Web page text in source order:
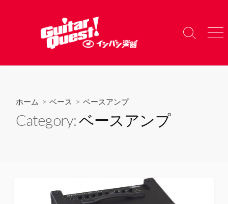
へ
検
り
メ
ー
ホーム > ベース > ベースアンプ
Category:ベースアンプ